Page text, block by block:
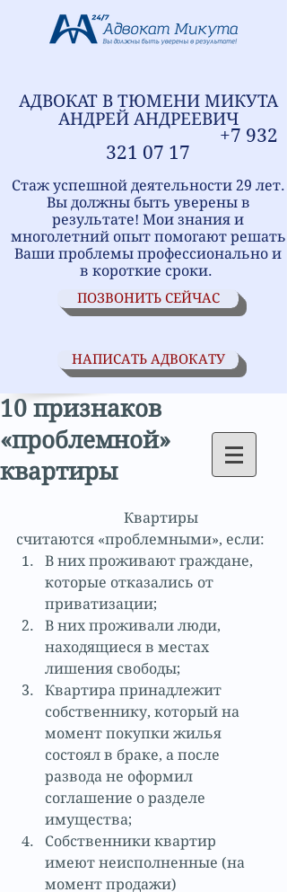
АДВОКАТ В ТЮМЕНИ МИКУТА
АНДРЕЙ АНДРЕЕВИЧ
+7 932
321 07 17
Стаж успешной деятельности 29 лет.
Вы должны быть уверены в
результате! Мои знания и
многолетний опыт помогают решать
Ваши проблемы профессионально и
в короткие сроки.
ПОЗВОНИТЬ СЕЙЧАС
НАПИСАТЬ АДВОКАТУ
10 признаков
«проблемной»
квартиры
считаются «проблемными», если:
В них проживают граждане,
которые отказались от
приватизации;
В них проживали люди,
находящиеся в местах
лишения свободы;
Квартира принадлежит
собственнику, который на
момент покупки жилья
состоял в браке, а после
развода не оформил
соглашение о разделе
имущества;
Собственники квартир
имеют неисполненные (на
момент продажи)